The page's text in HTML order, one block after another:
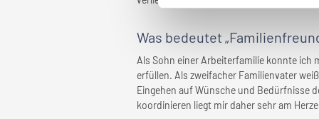
Was bedeutet
Als Sohn einer Arbeiterfamilie konnte ich
erfüllen. Als zweifacher Familienvater
Eingehen auf Wünsche und Bedürfnisse
koordinieren liegt mir daher sehr am